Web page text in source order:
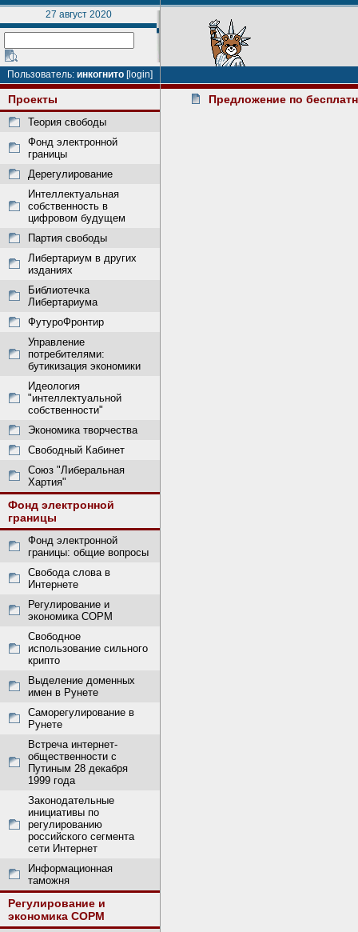
27 август 2020
Пользователь: инкогнито [login]
Проекты
Теория свободы
Фонд электронной
границы
Дерегулирование
Интеллектуальная
собственность в
цифровом будущем
Партия свободы
Либертариум в других
изданиях
Библиотечка
Либертариума
ФутуроФронтир
Управление
потребителями:
бутикизация экономики
Идеология
"интеллектуальной
собственности"
Экономика творчества
Свободный Кабинет
Союз "Либеральная
Хартия"
Фонд электронной
границы
Фонд электронной
границы: общие вопросы
Свобода слова в
Интернете
Регулирование и
экономика СОРМ
Свободное
использование сильного
крипто
Выделение доменных
имен в Рунете
Саморегулирование в
Рунете
Встреча интернет-
общественности с
Путиным 28 декабря
1999 года
Законодательные
инициативы по
регулированию
российского сегмента
сети Интернет
Информационная
таможня
Регулирование и
экономика СОРМ
Предложение по